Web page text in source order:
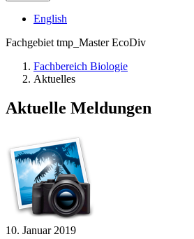
English
Fachgebiet tmp_Master EcoDiv
Fachbereich Biologie
Aktuelles
Aktuelle Meldungen
10. Januar 2019